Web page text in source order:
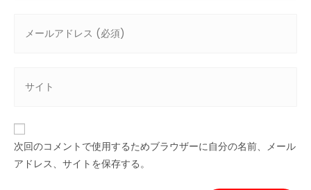
次回のコメントで使用するためブラウザーに自分の名前、メール
アドレス、サイトを保存する。